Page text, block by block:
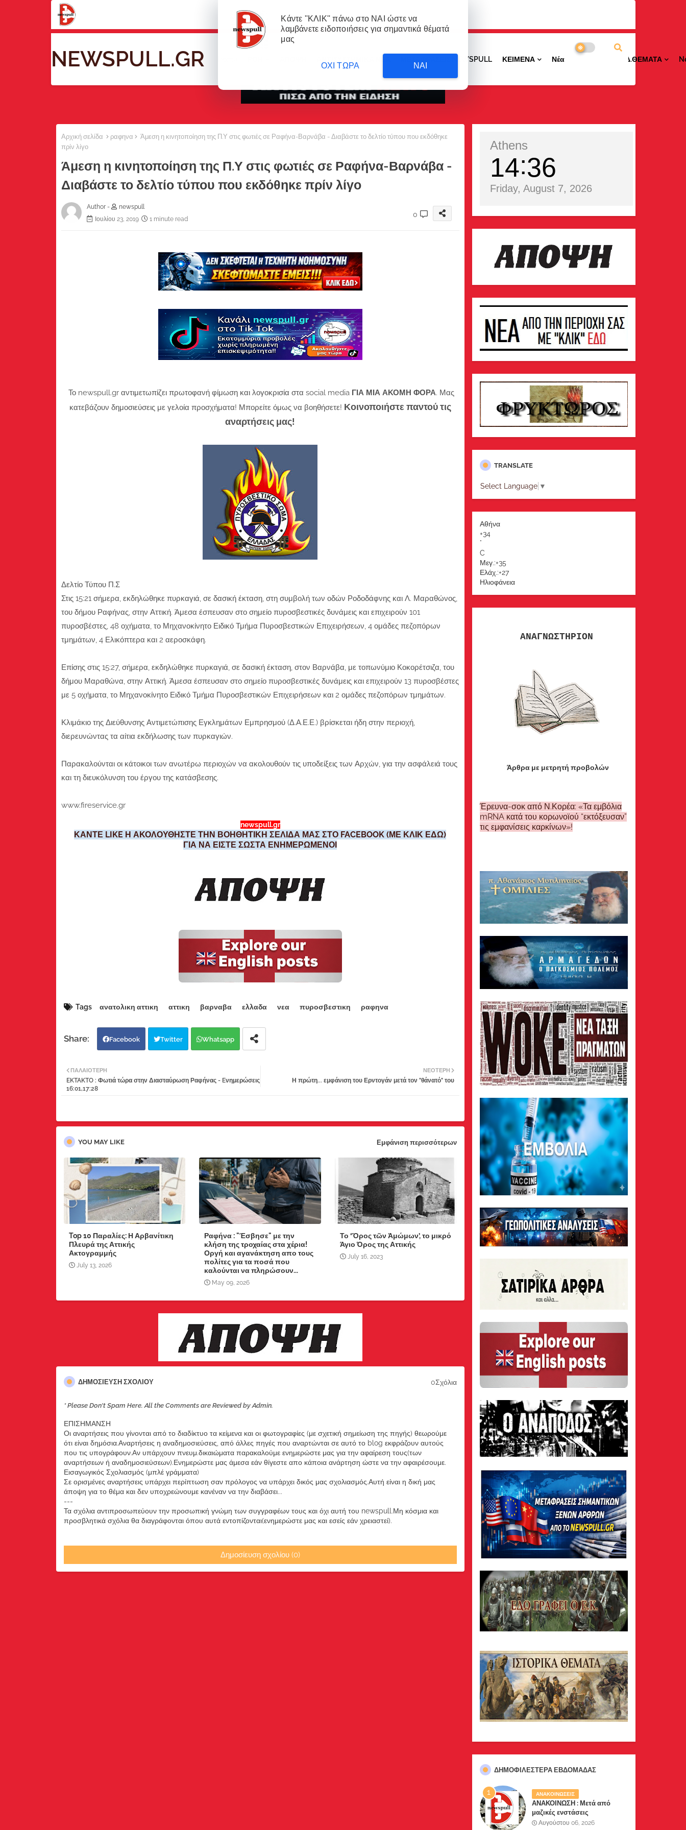
NEWSPULL.GR ΜΕΤΑΦΡΑΣΕΙΣ NEWSPULL ΚΕΙΜΕΝΑ ΝέαΠΕΡΙΟΧΩΝ ΕΙΔ.ΘΕΜΑΤΑ
Αρχική σελίδα ραφηνα
Άμεση η κινητοποίηση της Π.Υ στις φωτιές σε Ραφήνα-Βαρνάβα - Διαβάστε το δελτίο τύπου που εκδόθηκε
πρίν λίγο
Άμεση η κινητοποίηση της Π.Υ στις φωτιές σε Ραφήνα-Βαρνάβα -
Διαβάστε το δελτίο τύπου που εκδόθηκε πρίν λίγο
Author -
newspull
Ιουλίου 23, 2019
1 minute read
0
Το newspull.gr αντιμετωπίζει πρωτοφανή φίμωση και λογοκρισία στα social media ΓΙΑ ΜΙΑ ΑΚΟΜΗ ΦΟΡΑ. Μας
κατεβάζουν δημοσιεύσεις με γελοία προσχήματα! Μπορείτε όμως να βοηθήσετε! Κοινοποιήστε παντού τις
αναρτήσεις μας!
Δελτίο Τύπου Π.Σ
Στις 15:21 σήμερα, εκδηλώθηκε πυρκαγιά, σε δασική έκταση, στη συμβολή των οδών Ροδοδάφνης και Λ. Μαραθώνος,
του δήμου Ραφήνας, στην Αττική. Άμεσα έσπευσαν στο σημείο πυροσβεστικές δυνάμεις και επιχειρούν 101
πυροσβέστες, 48 οχήματα, το Μηχανοκίνητο Ειδικό Τμήμα Πυροσβεστικών Επιχειρήσεων, 4 ομάδες πεζοπόρων
τμημάτων, 4 Ελικόπτερα και 2 αεροσκάφη.
Επίσης στις 15:27, σήμερα, εκδηλώθηκε πυρκαγιά, σε δασική έκταση, στον Βαρνάβα, με τοπωνύμιο Κοκορέτσιζα, του
δήμου Μαραθώνα, στην Αττική. Άμεσα έσπευσαν στο σημείο πυροσβεστικές δυνάμεις και επιχειρούν 13 πυροσβέστες
με 5 οχήματα, το Μηχανοκίνητο Ειδικό Τμήμα Πυροσβεστικών Επιχειρήσεων και 2 ομάδες πεζοπόρων τμημάτων.
Κλιμάκιο της Διεύθυνσης Αντιμετώπισης Εγκλημάτων Εμπρησμού (Δ.Α.Ε.Ε.) βρίσκεται ήδη στην περιοχή,
διερευνώντας τα αίτια εκδήλωσης των πυρκαγιών.
Παρακαλούνται οι κάτοικοι των ανωτέρω περιοχών να ακολουθούν τις υποδείξεις των Αρχών, για την ασφάλειά τους
και τη διευκόλυνση του έργου της κατάσβεσης.
www.fireservice.gr
newspull.gr
ΚΑΝΤΕ LIKE Η ΑΚΟΛΟΥΘΗΣΤΕ ΤΗΝ ΒΟΗΘΗΤΙΚΗ ΣΕΛΙΔΑ ΜΑΣ ΣΤΟ FACEBOOK (ΜΕ ΚΛΙΚ ΕΔΩ)
ΓΙΑ ΝΑ ΕΙΣΤΕ ΣΩΣΤΑ ΕΝΗΜΕΡΩΜΕΝΟΙ
Tags ανατολικη αττικη αττικη βαρναβα ελλαδα νεα πυροσβεστικη ραφηνα
Facebook Twitter Whatsapp
ΝΕΌΤΕΡΗ
Η πρώτη... εμφάνιση του Ερντογάν μετά τον "θάνατό" του
ΠΑΛΑΙΌΤΕΡΗ
EKTAKTO : Φωτιά τώρα στην Διασταύρωση Ραφήνας - Eνημερώσεις
16:01,17:28
YOU MAY LIKE Εμφάνιση περισσότερων
Top 10 Παραλίες: Η Αρβανίτικη
Πλευρά της Αττικής
Ακτογραμμής
July 13, 2026
Ραφήνα : "Έσβησε" με την
κλήση της τροχαίας στα χέρια!
Οργή και αγανάκτηση απο τους
πολίτες για τα ποσά που
καλούνται να πληρώσουν...
May 09, 2026
Το ‘Ὄρος τῶν Ἀμώμων’, το μικρό
Άγιο Όρος της Αττικής
July 16, 2023
ΔΗΜΟΣΊΕΥΣΗ ΣΧΟΛΊΟΥ 0Σχόλια
* Please Don't Spam Here. All the Comments are Reviewed by Admin.
ΕΠΙΣΗΜΑΝΣΗ
Οι αναρτήσεις που γίνονται από το διαδίκτυο τα κείμενα και οι φωτογραφίες (με σχετική σημείωση της πηγής) θεωρούμε
ότι είναι δημόσια.Αναρτήσεις η αναδημοσιεύσεις, από άλλες πηγές που αναρτώνται σε αυτό το blog εκφράζουν αυτούς
που τις υπογράφουν.Αν υπάρχουν πνευμ.δικαιώματα παρακαλούμε ενημερώστε μας για την αφαίρεση τους(των
αναρτήσεων ή αναδημοσιεύσεων).Ενημερώστε μας άμεσα εάν θίγεστε απο κάποια ανάρτηση ώστε να την αφαιρέσουμε.
Εισαγωγικός Σχολιασμός (μπλέ γράμματα)
Σε ορισμένες αναρτήσεις υπάρχει περίπτωση σαν πρόλογος να υπάρχει δικός μας σχολιασμός.Αυτή είναι η δική μας
άποψη για το θέμα και δεν υποχρεώνουμε κανέναν να την διαβάσει...
---
Τα σχόλια αντιπροσωπεύουν την προσωπική γνώμη των συγγραφέων τους και όχι αυτή του newspull.Μη κόσμια και
προσβλητικά σχόλια θα διαγράφονται όπου αυτά εντοπίζονται(ενημερώστε μας και εσείς εάν χρειαστεί).
Δημοσίευση σχολίου (0)
Athens
14 36
Friday, August 7, 2026
TRANSLATE
Select Language ▼
Αθήνα
+34
°
C
Μεγ.:+35
Ελάχ.:+27
Ηλιοφάνεια
ΑΝΑΓΝΩΣΤΗΡΙΟΝ
Άρθρα με μετρητή προβολών
Έρευνα-σοκ από Ν.Κορέα: «Τα εμβόλια
mRNA κατά του κορωνοϊού “εκτόξευσαν”
τις εμφανίσεις καρκίνων»!
ΔΗΜΟΦΙΛΈΣΤΕΡΑ ΕΒΔΟΜΆΔΑΣ
ΑΝΑΚΟΙΝΩΣΕΙΣ
ΑΝΑΚΟΙΝΩΣΗ : Μετά από
μαζικές ενστάσεις
αναγνωστών μας, το site μας
Αυγούστου 06, 2026
Κάντε ''ΚΛΙΚ'' πάνω στο ΝΑΙ ώστε να
λαμβάνετε ειδοποιήσεις για σημαντικά θέματά
μας
ΝΑΙ
ΟΧΙ ΤΩΡΑ